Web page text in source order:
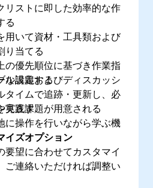
リストに即した効率的な作
る
用いて資材・工具類および
り当てる
の優先順位に基づき作業指
ル設定する
タイムで追跡・更新し、必
見直す
な講義およびディスカッシ
実践課題が用意される
に操作を行いながら学ぶ機
イズオプション
要望に合わせてカスタマイ
ご連絡いただければ調整い